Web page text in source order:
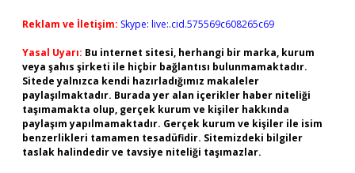
Reklam ve İletişim: Skype: live:.cid.575569c608265c69
Yasal Uyarı: Bu internet sitesi, herhangi bir marka, kurum
veya şahıs şirketi ile hiçbir bağlantısı bulunmamaktadır.
Sitede yalnızca kendi hazırladığımız makaleler
paylaşılmaktadır. Burada yer alan içerikler haber niteliği
taşımamakta olup, gerçek kurum ve kişiler hakkında
paylaşım yapılmamaktadır. Gerçek kurum ve kişiler ile isim
benzerlikleri tamamen tesadüfidir. Sitemizdeki bilgiler
taslak halindedir ve tavsiye niteliği taşımazlar.